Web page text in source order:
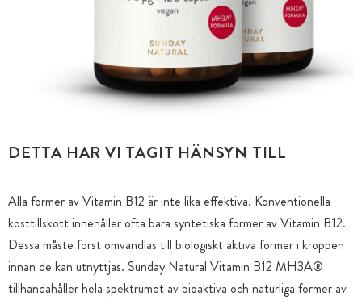
DETTA HAR VI TAGIT HÄNSYN TILL
Alla former av Vitamin B12 är inte lika effektiva. Konventionella
kosttillskott innehåller ofta bara syntetiska former av Vitamin B12.
Dessa måste först omvandlas till biologiskt aktiva former i kroppen
innan de kan utnyttjas. Sunday Natural Vitamin B12 MH3A®
tillhandahåller hela spektrumet av bioaktiva och naturliga former av